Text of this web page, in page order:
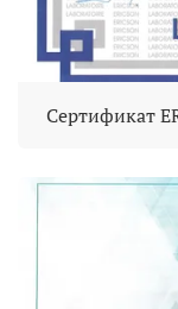
Сертификат